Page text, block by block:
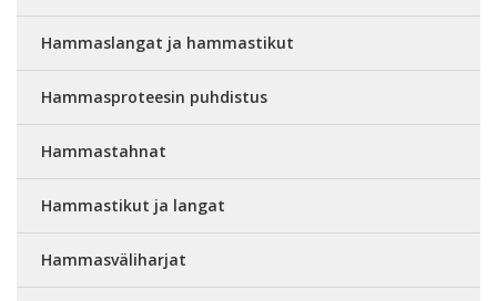
Hammaslangat ja hammastikut
Hammasproteesin puhdistus
Hammastahnat
Hammastikut ja langat
Hammasväliharjat